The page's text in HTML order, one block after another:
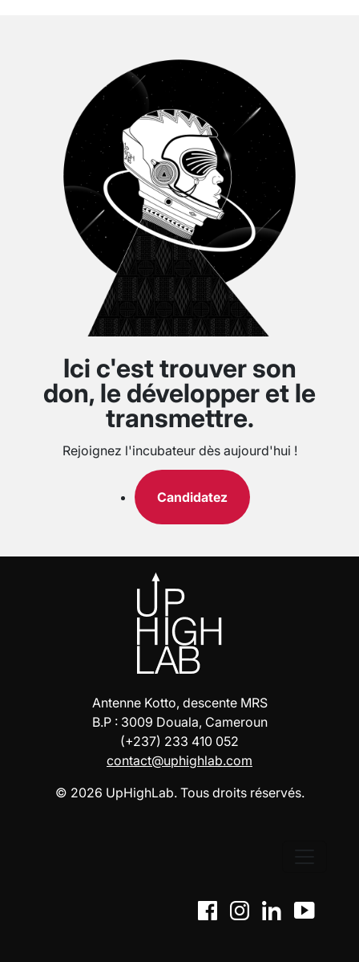
Ici c'est trouver son
don, le développer et le
transmettre.
Rejoignez l'incubateur dès aujourd'hui !
Candidatez
Antenne Kotto, descente MRS
B.P : 3009 Douala, Cameroun
(+237) 233 410 052
contact@uphighlab.com
© 2026 UpHighLab. Tous droits réservés.